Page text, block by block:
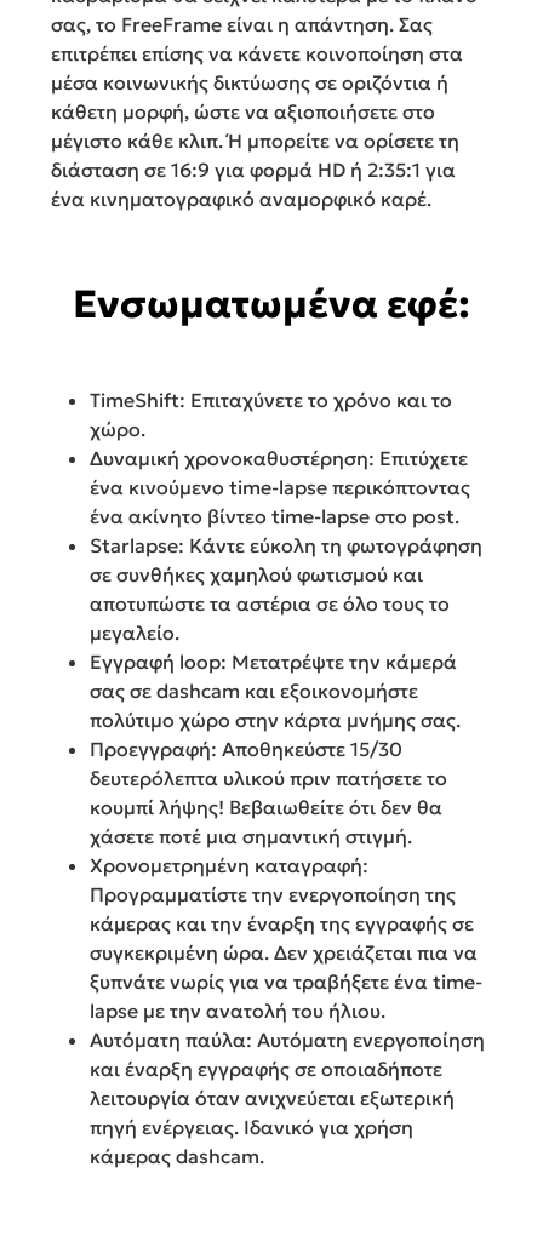
σας, το FreeFrame είναι η απάντηση. Σας
επιτρέπει επίσης να κάνετε κοινοποίηση στα
μέσα κοινωνικής δικτύωσης σε οριζόντια ή
κάθετη μορφή, ώστε να αξιοποιήσετε στο
μέγιστο κάθε κλιπ. Ή μπορείτε να ορίσετε τη
διάσταση σε 16:9 για φορμά HD ή 2:35:1 για
ένα κινηματογραφικό αναμορφικό καρέ.
Ενσωματωμένα εφέ:
TimeShift: Επιταχύνετε το χρόνο και το
χώρο.
Δυναμική χρονοκαθυστέρηση: Επιτύχετε
ένα κινούμενο time-lapse περικόπτοντας
ένα ακίνητο βίντεο time-lapse στο post.
Starlapse: Κάντε εύκολη τη φωτογράφηση
σε συνθήκες χαμηλού φωτισμού και
αποτυπώστε τα αστέρια σε όλο τους το
μεγαλείο.
Εγγραφή loop: Μετατρέψτε την κάμερά
σας σε dashcam και εξοικονομήστε
πολύτιμο χώρο στην κάρτα μνήμης σας.
Προεγγραφή: Αποθηκεύστε 15/30
δευτερόλεπτα υλικού πριν πατήσετε το
κουμπί λήψης! Βεβαιωθείτε ότι δεν θα
χάσετε ποτέ μια σημαντική στιγμή.
Χρονομετρημένη καταγραφή:
Προγραμματίστε την ενεργοποίηση της
κάμερας και την έναρξη της εγγραφής σε
συγκεκριμένη ώρα. Δεν χρειάζεται πια να
ξυπνάτε νωρίς για να τραβήξετε ένα time-
lapse με την ανατολή του ήλιου.
Αυτόματη παύλα: Αυτόματη ενεργοποίηση
και έναρξη εγγραφής σε οποιαδήποτε
λειτουργία όταν ανιχνεύεται εξωτερική
πηγή ενέργειας. Ιδανικό για χρήση
κάμερας dashcam.